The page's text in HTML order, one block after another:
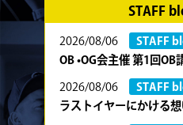
STAFF
2026/08/06
STAFF
OB •OG会主催 第1回OB
2026/08/06
STAFF
ラストイヤーにかける